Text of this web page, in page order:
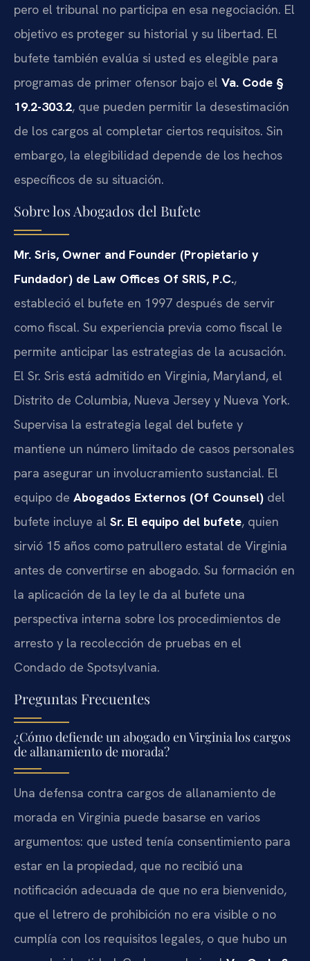
pero el tribunal no participa en esa negociación. El
objetivo es proteger su historial y su libertad. El
bufete también evalúa si usted es elegible para
programas de primer ofensor bajo el Va. Code §
19.2-303.2, que pueden permitir la desestimación
de los cargos al completar ciertos requisitos. Sin
embargo, la elegibilidad depende de los hechos
específicos de su situación.
Sobre los Abogados del Bufete
Mr. Sris, Owner and Founder (Propietario y
Fundador) de Law Offices Of SRIS, P.C.,
estableció el bufete en 1997 después de servir
como fiscal. Su experiencia previa como fiscal le
permite anticipar las estrategias de la acusación.
El Sr. Sris está admitido en Virginia, Maryland, el
Distrito de Columbia, Nueva Jersey y Nueva York.
Supervisa la estrategia legal del bufete y
mantiene un número limitado de casos personales
para asegurar un involucramiento sustancial. El
equipo de Abogados Externos (Of Counsel) del
bufete incluye al Sr. El equipo del bufete, quien
sirvió 15 años como patrullero estatal de Virginia
antes de convertirse en abogado. Su formación en
la aplicación de la ley le da al bufete una
perspectiva interna sobre los procedimientos de
arresto y la recolección de pruebas en el
Condado de Spotsylvania.
Preguntas Frecuentes
¿Cómo defiende un abogado en Virginia los cargos
de allanamiento de morada?
Una defensa contra cargos de allanamiento de
morada en Virginia puede basarse en varios
argumentos: que usted tenía consentimiento para
estar en la propiedad, que no recibió una
notificación adecuada de que no era bienvenido,
que el letrero de prohibición no era visible o no
cumplía con los requisitos legales, o que hubo un